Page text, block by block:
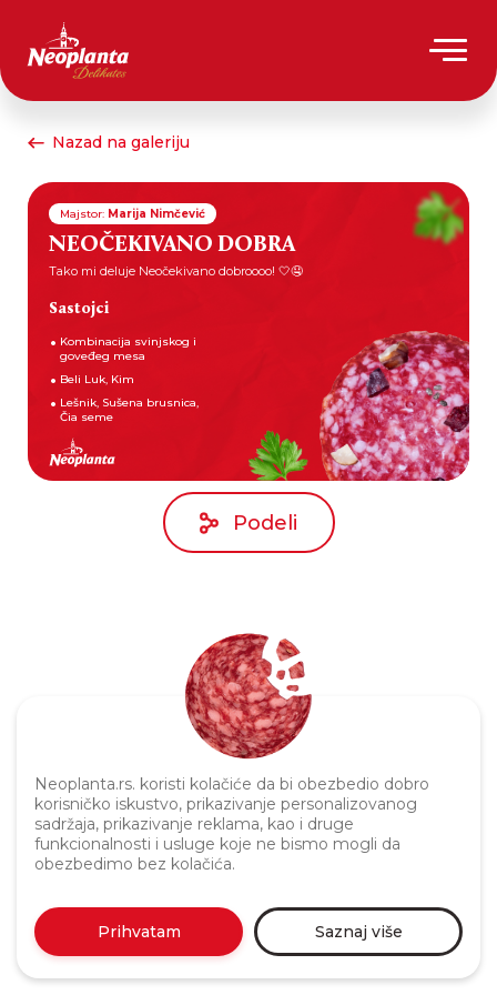
Neoplanta.rs. koristi kolačiće da bi obezbedio dobro
korisničko iskustvo, prikazivanje personalizovanog
sadržaja, prikazivanje reklama, kao i druge
funkcionalnosti i usluge koje ne bismo mogli da
obezbedimo bez kolačića.
Prihvatam Saznaj više
Nazad na galeriju
Majstor: Marija Nimčević
NEOČEKIVANO DOBRA
Tako mi deluje Neočekivano dobroooo! 🤍🤤
Sastojci
Kombinacija svinjskog i
goveđeg mesa
Beli Luk, Kim
Lešnik, Sušena brusnica,
Čia seme
Podeli
Politika privatnosti